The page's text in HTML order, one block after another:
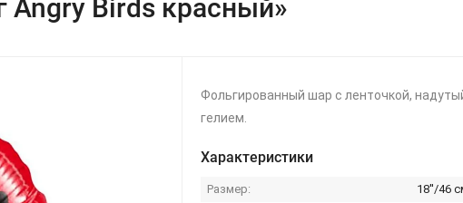
Birds красный»
Фольгированный шар с ленточкой,
гелием.
Характеристики
Размер:
18''/46